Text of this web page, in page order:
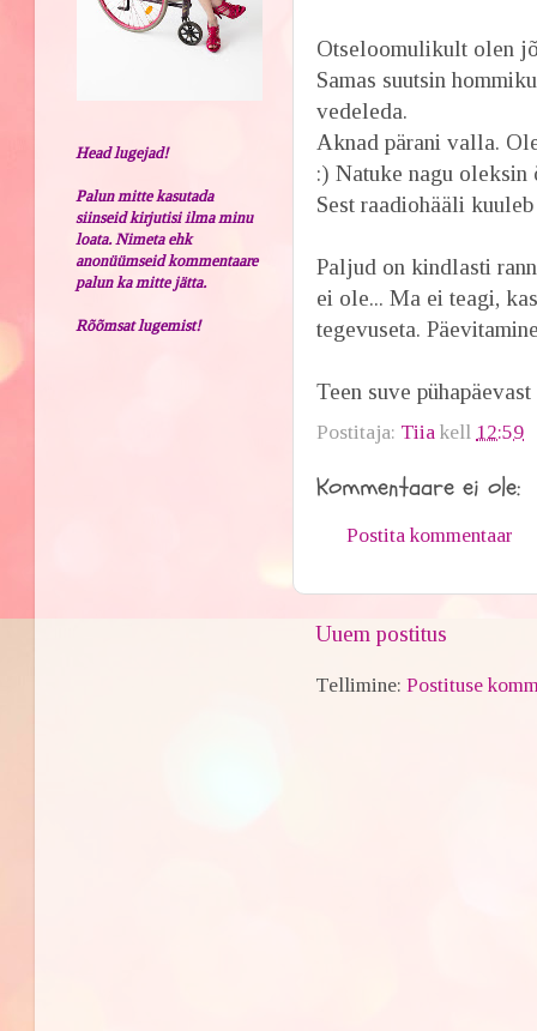
Otseloomulikult olen
Samas suutsin
vedeleda.
Aknad pärani valla.
:) Natuke nagu oleksin
Sest raadiohääli
Paljud on kindlasti
ei ole... Ma ei teagi,
tegevuseta.
Teen suve
Postitaja: Tiia kell 12:59
Kommentaare ei ole:
Postita kommentaar
Uuem postitus
Tellimine:Postituse
Head lugejad!
Palun mitte kasutada
siinseid kirjutisi ilma minu
loata. Nimeta ehk
anonüümseid kommentaare
palun ka mitte jätta.
Rõõmsat lugemist!